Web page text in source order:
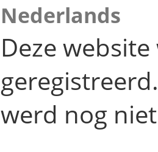
Nederlands
Deze
werd nog